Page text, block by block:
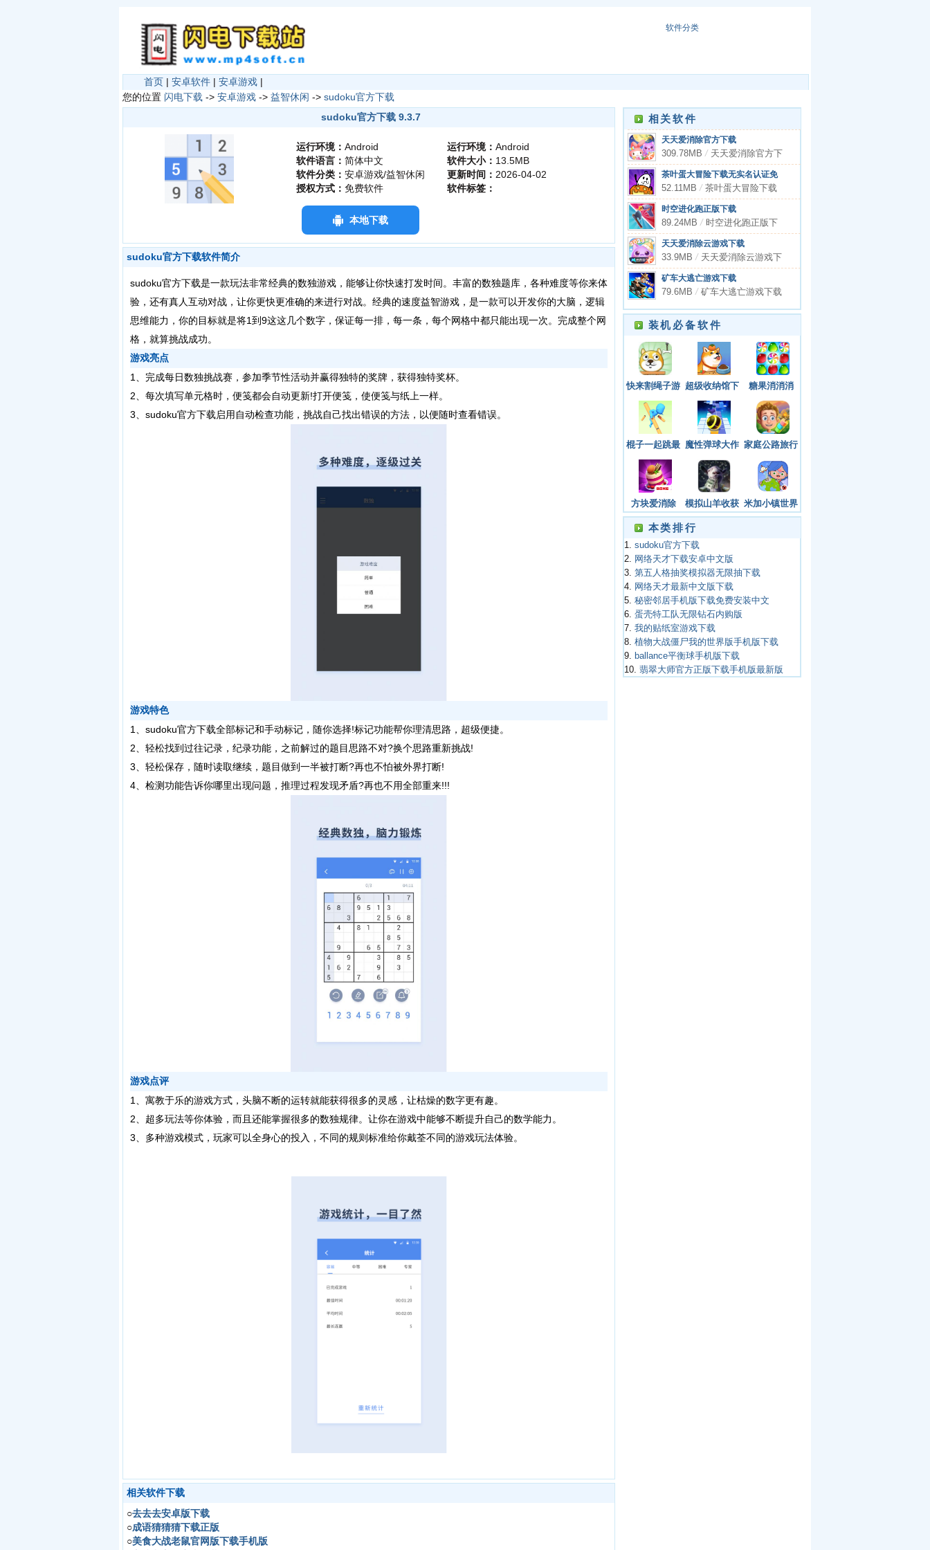
软件分类
首页 | 安卓软件 | 安卓游戏 |
您的位置 闪电下载 -> 安卓游戏 -> 益智休闲 -> sudoku官方下载
sudoku官方下载 9.3.7
运行环境： Android
软件语言： 简体中文
软件分类： 安卓游戏/益智休闲
授权方式： 免费软件
本地下载
运行环境： Android
软件大小： 13.5MB
更新时间： 2026-04-02
软件标签：
sudoku官方下载软件简介
sudoku官方下载是一款玩法非常经典的数独游戏，能够让你快速打发时间。丰富的数独题库，各种难度等你来体
验，还有真人互动对战，让你更快更准确的来进行对战。经典的速度益智游戏，是一款可以开发你的大脑，逻辑
思维能力，你的目标就是将1到9这这几个数字，保证每一排，每一条，每个网格中都只能出现一次。完成整个网
格，就算挑战成功。
游戏亮点
1、完成每日数独挑战赛，参加季节性活动并赢得独特的奖牌，获得独特奖杯。
2、每次填写单元格时，便笺都会自动更新!打开便笺，使便笺与纸上一样。
3、sudoku官方下载启用自动检查功能，挑战自己找出错误的方法，以便随时查看错误。
游戏特色
1、sudoku官方下载全部标记和手动标记，随你选择!标记功能帮你理清思路，超级便捷。
2、轻松找到过往记录，纪录功能，之前解过的题目思路不对?换个思路重新挑战!
3、轻松保存，随时读取继续，题目做到一半被打断?再也不怕被外界打断!
4、检测功能告诉你哪里出现问题，推理过程发现矛盾?再也不用全部重来!!!
游戏点评
1、寓教于乐的游戏方式，头脑不断的运转就能获得很多的灵感，让枯燥的数字更有趣。
2、超多玩法等你体验，而且还能掌握很多的数独规律。让你在游戏中能够不断提升自己的数学能力。
3、多种游戏模式，玩家可以全身心的投入，不同的规则标准给你戴荃不同的游戏玩法体验。
相关软件下载
○去去去安卓版下载
○成语猜猜猜下载正版
○美食大战老鼠官网版下载手机版
相关软件
天天爱消除官方下载
309.78MB /天天爱消除官方下
载
茶叶蛋大冒险下载无实名认证免
广告2023
52.11MB /茶叶蛋大冒险下载
无实名认证免广告2023
时空进化跑正版下载
89.24MB /时空进化跑正版下
载
天天爱消除云游戏下载
33.9MB /天天爱消除云游戏下
载
矿车大逃亡游戏下载
79.6MB /矿车大逃亡游戏下载
装机必备软件
快来割绳子游
戏官方版
超级收纳馆下
载免广告版
糖果消消消
棍子一起跳最
新版下载
魔性弹球大作
战下载安装最
新版本
家庭公路旅行
方块爱消除
3D安卓版下
载安装
模拟山羊收获
日下载安装手
米加小镇世界
最新版下载
本类排行
1. sudoku官方下载
2.
网络天才下载安卓中文版
3. 第五人格抽奖模拟器无限抽下载
4.
网络天才最新中文版下载
5. 秘密邻居手机版下载免费安装中文
6. 蛋壳特工队无限钻石内购版
7. 我的贴纸室游戏下载
8. 植物大战僵尸我的世界版手机版下载
9.
ballance平衡球手机版下载
10. 翡翠大师官方正版下载手机版最新版